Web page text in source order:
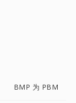
BMP 为 PBM